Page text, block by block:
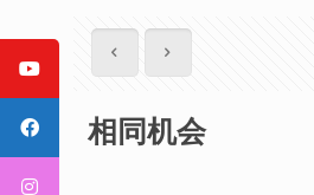
相同机会